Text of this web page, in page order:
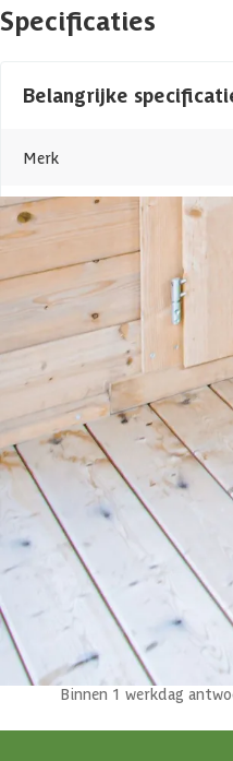
Specificaties
Belangrijke
Merk
Levertijd
Azalp artikelcode
EAN-code
bij Trustpilot
Luxe assortimenttegen
Maatwerk:
We maken het
02-808 7100
Direct antwoord
Chat met ons
Stel direct uw vraag
Klantenservice
Binnen 1 werkdag